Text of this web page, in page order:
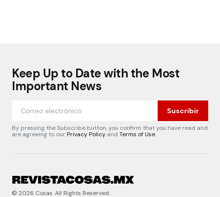
Keep Up to Date with the Most
Important News
Suscribir
By pressing the Subscribe button, you confirm that you have read and
are agreeing to ourPrivacy Policy and Terms of Use
© 2026 Cosas. All Rights Reserved.